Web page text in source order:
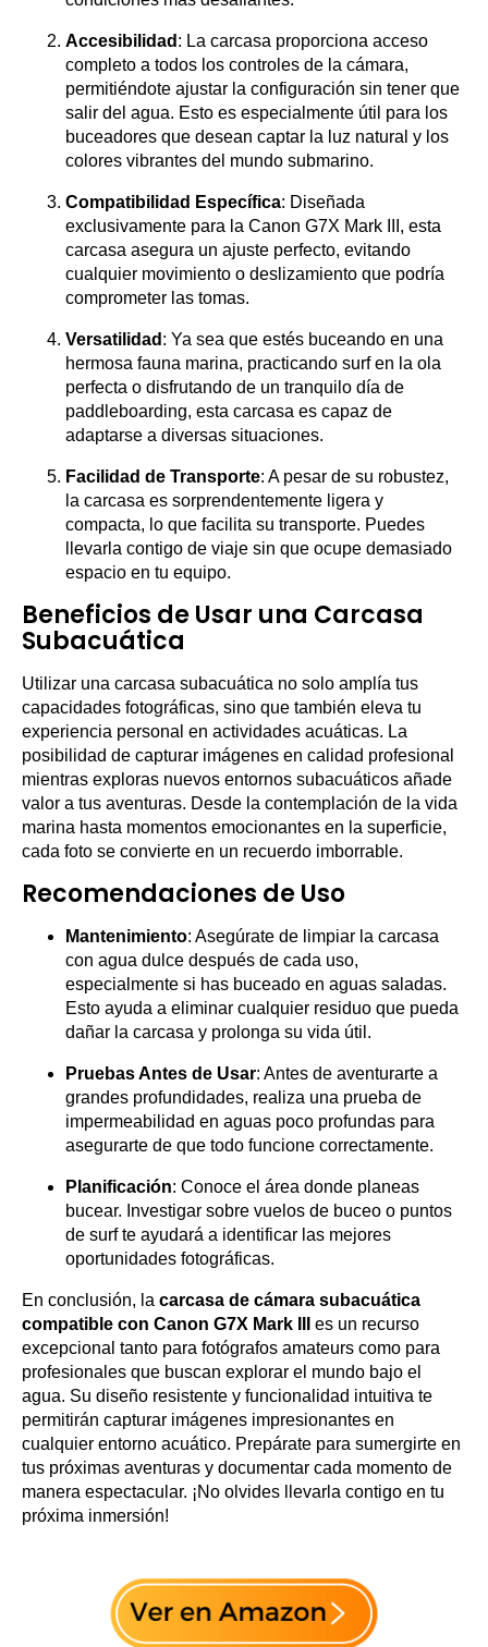
Accesibilidad : La carcasa proporciona acceso
completo a todos los controles de la cámara,
permitiéndote ajustar la configuración sin tener que
salir del agua. Esto es especialmente útil para los
buceadores que desean captar la luz natural y los
colores vibrantes del mundo submarino.
Compatibilidad Específica: Diseñada
exclusivamente para la Canon G7X Mark III, esta
carcasa asegura un ajuste perfecto, evitando
cualquier movimiento o deslizamiento que podría
comprometer las tomas.
Versatilidad : Ya sea que estés buceando en una
hermosa fauna marina, practicando surf en la ola
perfecta o disfrutando de un tranquilo día de
paddleboarding, esta carcasa es capaz de
adaptarse a diversas situaciones.
Facilidad de Transporte: A pesar de su robustez,
la carcasa es sorprendentemente ligera y
compacta, lo que facilita su transporte. Puedes
llevarla contigo de viaje sin que ocupe demasiado
espacio en tu equipo.
Beneficios de Usar una Carcasa
Subacuática
Utilizar una carcasa subacuática no solo amplía tus
capacidades fotográficas, sino que también eleva tu
experiencia personal en actividades acuáticas. La
posibilidad de capturar imágenes en calidad profesional
mientras exploras nuevos entornos subacuáticos añade
valor a tus aventuras. Desde la contemplación de la vida
marina hasta momentos emocionantes en la superficie,
cada foto se convierte en un recuerdo imborrable.
Recomendaciones de Uso
Mantenimiento: Asegúrate de limpiar la carcasa
con agua dulce después de cada uso,
especialmente si has buceado en aguas saladas.
Esto ayuda a eliminar cualquier residuo que pueda
dañar la carcasa y prolonga su vida útil.
Pruebas Antes de Usar: Antes de aventurarte a
grandes profundidades, realiza una prueba de
impermeabilidad en aguas poco profundas para
asegurarte de que todo funcione correctamente.
Planificación: Conoce el área donde planeas
bucear. Investigar sobre vuelos de buceo o puntos
de surf te ayudará a identificar las mejores
oportunidades fotográficas.
En conclusión, la carcasa de cámara subacuática
compatible con Canon G7X Mark III
es un recurso
excepcional tanto para fotógrafos amateurs como para
profesionales que buscan explorar el mundo bajo el
agua. Su diseño resistente y funcionalidad intuitiva te
permitirán capturar imágenes impresionantes en
cualquier entorno acuático. Prepárate para sumergirte en
tus próximas aventuras y documentar cada momento de
manera espectacular. ¡No olvides llevarla contigo en tu
próxima inmersión!